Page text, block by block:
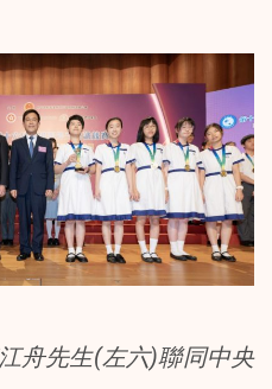
舟先生(左六)聯同中央